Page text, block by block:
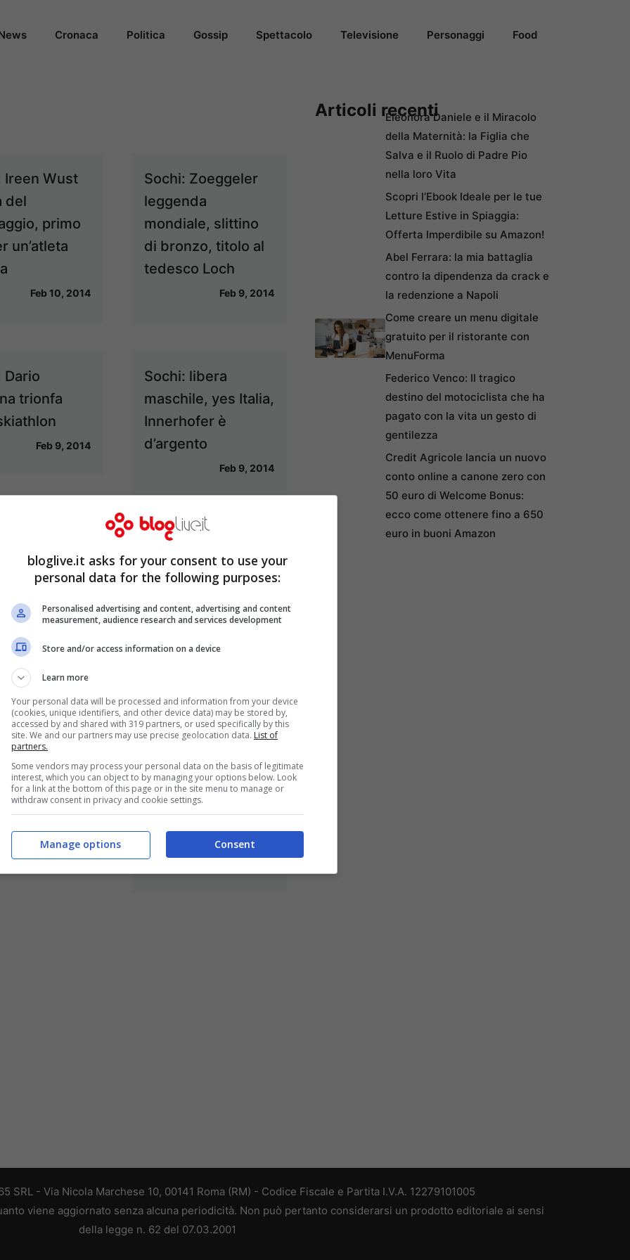
Cronaca Politica Gossip Spettacolo Televisione Personaggi Food
Ireen Wust
del
primo
un’atleta
Feb 10, 2014
Sochi: Zoeggeler
leggenda
mondiale, slittino
di bronzo, titolo al
tedesco Loch
Feb 9, 2014
Dario
trionfa
Feb 9, 2014
Sochi: libera
maschile, yes Italia,
Innerhofer è
d’argento
Feb 9, 2014
quando
gli
favoriti per
Carta Olimpica:
doodle per la pietra
miliare dello sport
in Val
le divise
per Sochi
Gen 30, 2014
sindaco
Pakhomov: ‘Niente
gay nella nostra
città’
Articoli recentiEleonora Daniele e il Miracolo
della Maternità: la Figlia che
Salva e il Ruolo di Padre Pio
nella loro Vita
Scopri l’Ebook Ideale per le tue
Letture Estive in Spiaggia:
Offerta Imperdibile su Amazon!
Abel Ferrara: la mia battaglia
contro la dipendenza da crack e
la redenzione a Napoli
Come creare un menu digitale
gratuito per il ristorante con
MenuForma
Federico Venco: Il tragico
destino del motociclista che ha
pagato con la vita un gesto di
gentilezza
Credit Agricole lancia un nuovo
conto online a canone zero con
50 euro di Welcome Bonus:
ecco come ottenere fino a 650
euro in buoni Amazon
SRL - Via Nicola Marchese 10, 00141 Roma (RM) - Codice Fiscale e Partita I.V.A. 12279101005
viene aggiornato senza alcuna periodicità. Non può pertanto considerarsi un prodotto editoriale ai sensi
della legge n. 62 del 07.03.2001
bloglive.it asks for your consent to use your
personal data for the following purposes:
Personalised advertising and content, advertising and content
measurement, audience research and services development
Store and/or access information on a device
Learn more
Your personal data will be processed and information from your device
(cookies, unique identifiers, and other device data) may be stored by,
accessed by and shared with 319 partners, or used specifically by this
site. We and our partners may use precise geolocation data. List of
partners.
Some vendors may process your personal data on the basis of legitimate
interest, which you can object to by managing your options below. Look
for a link at the bottom of this page or in the site menu to manage or
withdraw consent in privacy and cookie settings.
Consent
Manage options